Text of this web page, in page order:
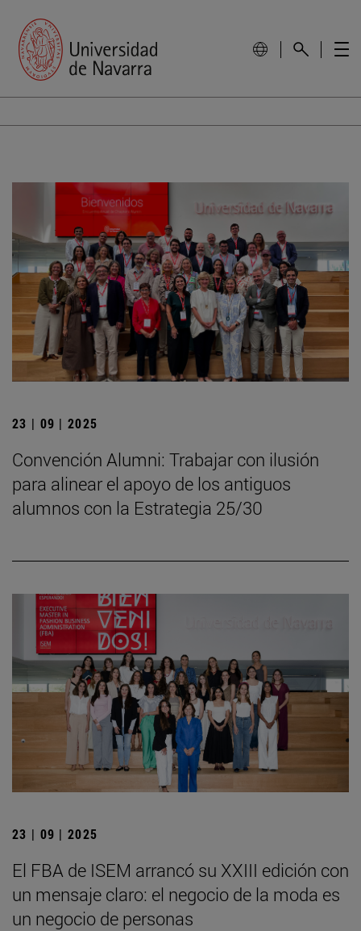
23 | 09 | 2025
Convención Alumni: Trabajar con ilusión
para alinear el apoyo de los antiguos
alumnos con la Estrategia 25/30
23 | 09 | 2025
El FBA de ISEM arrancó su XXIII edición con
un mensaje claro: el negocio de la moda es
un negocio de personas